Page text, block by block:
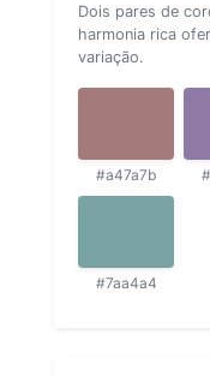
Dois pares de
harmonia rica
variação.
#a47a7b
#7aa4a4